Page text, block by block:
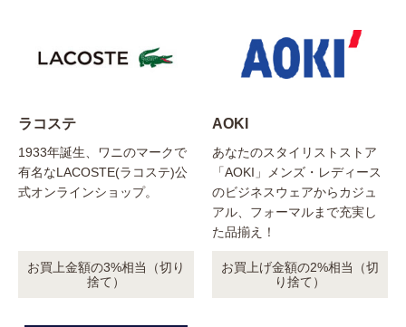
ラコステ
1933年誕生、ワニのマークで
有名なLACOSTE(ラコステ)公
式オンラインショップ。
お買上金額の3%相当（切り
捨て）
AOKI
あなたのスタイリストストア
「AOKI」メンズ・レディース
のビジネスウェアからカジュ
アル、フォーマルまで充実し
た品揃え！
お買上げ金額の2%相当（切
り捨て）